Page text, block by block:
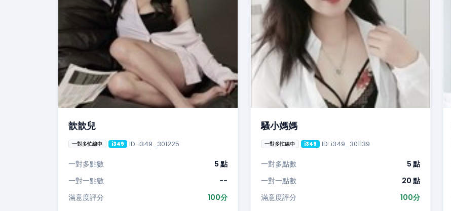
歆歆兒
一對多忙線中 i349 ID: i349_301225
一對多點數
5 點
一對一點數
--
滿意度評分
100分
騷小媽媽
一對多忙線中 i349 ID: i349_301139
一對多點數
5 點
一對一點數
20 點
滿意度評分
100分